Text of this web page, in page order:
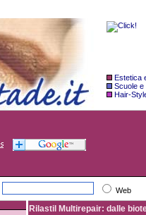
Estetica
Scuole e
Hair-
Web
Rilastil Multirepair: dalle